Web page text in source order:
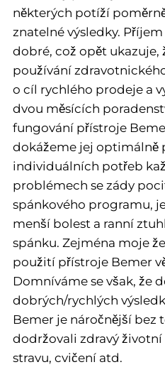
některých potíží
znatelné výsledky.
dobré, což opět ukazuje,
používání
o cíl rychlého prodeje a
dvou měsících
fungování přístroje
dokážeme jej optimálně
individuálních potřeb
problémech se zády
spánkového programu,
menší bolest a ranní
spánku. Zejména moje
použití přístroje Bemer
Domníváme se však, že
dobrých/rychlých
Bemer je náročnější bez
dodržovali zdravý
stravu, cvičení atd.